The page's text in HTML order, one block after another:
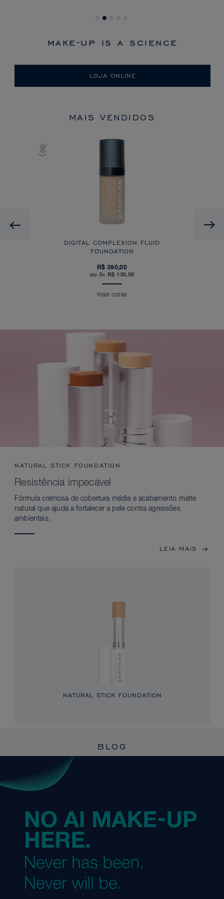
make-up is a science
LOJA ONLINE
MAIS VENDIDOS
Previous
DIGITAL COMPLEXION FLUID
FOUNDATION
R$ 390,00
ou 3× R$ 130,00
mais cores
NATURAL STICK FOUNDATION
Resistência impecável
Fórmula cremosa de cobertura média e acabamento matte
natural que ajuda a fortalecer a pele contra agressões
ambientais.
LEIA MAIS
NATURAL STICK FOUNDATION
BLOG